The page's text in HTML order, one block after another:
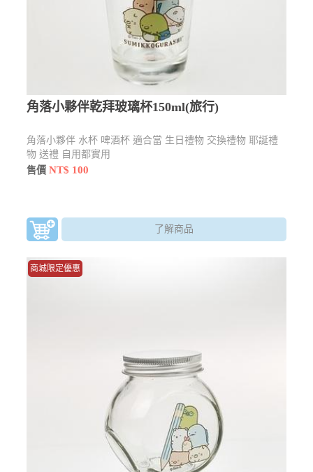
角落小夥伴乾拜玻璃杯150ml(旅行)
角落小夥伴 水杯 啤酒杯 適合當 生日禮物 交換禮物 耶誕禮
物 送禮 自用都實用
售價NT$ 100
了解商品
商城限定優惠